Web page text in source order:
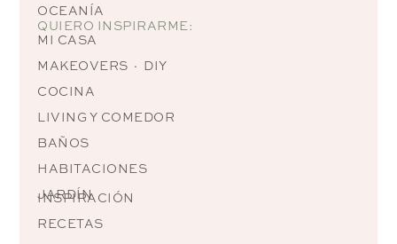
OCEANÍA
QUIERO INSPIRARME:
MI CASA
MAKEOVERS · DIY
COCINA
LIVING Y COMEDOR
BAÑOS
HABITACIONES
JARDÍN
INSPIRACIÓN
RECETAS